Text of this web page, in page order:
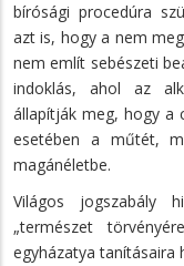
bírósági procedúra
azt is, hogy a nem
nem említ sebészeti
indoklás, ahol az
állapítják meg, hogy a
esetében a műtét,
magánéletbe.
Világos jogszabály
„természet
egyházatya tanításaira